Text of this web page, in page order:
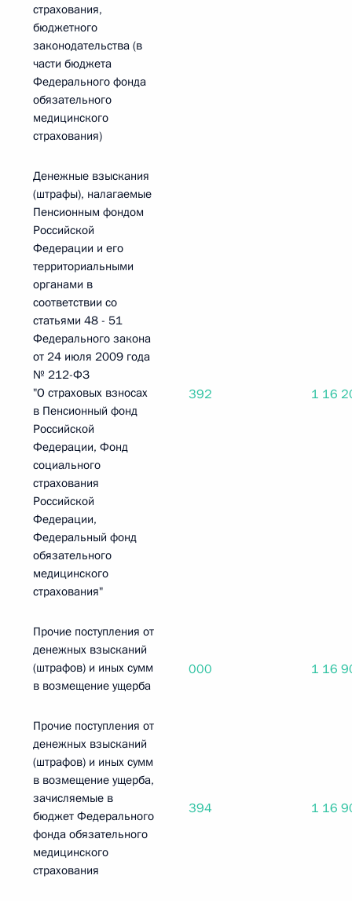
страхования,
бюджетного
законодательства (в
части бюджета
Федерального фонда
обязательного
медицинского
страхования)
Денежные взыскания
(штрафы), налагаемые
Пенсионным фондом
Российской
Федерации и его
территориальными
органами в
соответствии со
статьями 48 - 51
Федерального закона
от 24 июля 2009 года
№ 212-ФЗ
"О страховых взносах
в Пенсионный фонд
Российской
Федерации, Фонд
социального
страхования
Российской
Федерации,
Федеральный фонд
обязательного
медицинского
страхования"
392 1 16
Прочие поступления от
денежных взысканий
(штрафов) и иных сумм
в возмещение ущерба
000 1 16
Прочие поступления от
денежных взысканий
(штрафов) и иных сумм
в возмещение ущерба,
зачисляемые в
бюджет Федерального
фонда обязательного
медицинского
страхования
394 1 16